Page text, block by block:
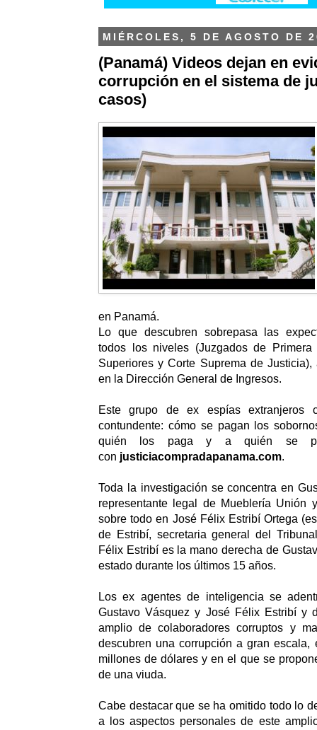
MIÉRCOLES, 5 DE AGOSTO DE
(Panamá) Videos dejan en
corrupción en el sistema de
casos)
en Panamá.
Lo que descubren sobrepasa las
todos los niveles (Juzgados de Primera
Superiores y Corte Suprema de
en la Dirección General de Ingresos.
Este grupo de ex espías extranjeros
contundente: cómo se pagan los
quién los paga y a quién se
con justiciacompradapanama.com.
Toda la investigación se concentra en
representante legal de Mueblería Unión
sobre todo en José Félix Estribí Ortega
de Estribí, secretaria general del
Félix Estribí es la mano derecha de
estado durante los últimos 15 años.
Los ex agentes de inteligencia se
Gustavo Vásquez y José Félix Estribí y
amplio de colaboradores corruptos y
descubren una corrupción a gran escala,
millones de dólares y en el que se
de una viuda.
Cabe destacar que se ha omitido todo lo
a los aspectos personales de este